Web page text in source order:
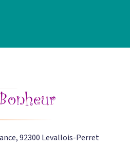
92300 Levallois-Perret